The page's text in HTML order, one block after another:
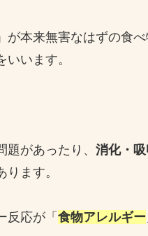
が本来無害なはずの食
います。
題があったり、消化・
ます。
反応が「食物アレルギー